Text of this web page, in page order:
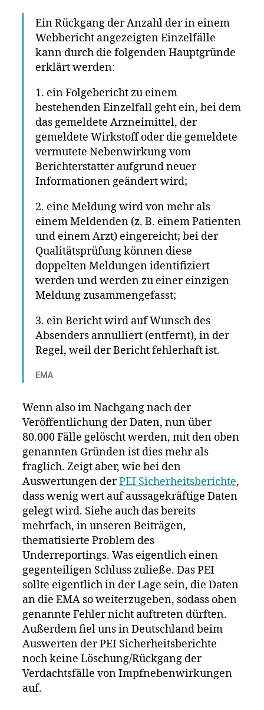
Ein Rückgang der Anzahl der in einem
Webbericht angezeigten Einzelfälle
kann durch die folgenden Hauptgründe
erklärt werden:
1. ein Folgebericht zu einem
bestehenden Einzelfall geht ein, bei dem
das gemeldete Arzneimittel, der
gemeldete Wirkstoff oder die gemeldete
vermutete Nebenwirkung vom
Berichterstatter aufgrund neuer
Informationen geändert wird;
2. eine Meldung wird von mehr als
einem Meldenden (z. B. einem Patienten
und einem Arzt) eingereicht; bei der
Qualitätsprüfung können diese
doppelten Meldungen identifiziert
werden und werden zu einer einzigen
Meldung zusammengefasst;
3. ein Bericht wird auf Wunsch des
Absenders annulliert (entfernt), in der
Regel, weil der Bericht fehlerhaft ist.
EMA
Wenn also im Nachgang nach der
Veröffentlichung der Daten, nun über
80.000 Fälle gelöscht werden, mit den oben
genannten Gründen ist dies mehr als
fraglich. Zeigt aber, wie bei den
Auswertungen derPEI Sicherheitsberichte,
dass wenig wert auf aussagekräftige Daten
gelegt wird. Siehe auch das bereits
mehrfach, in unseren Beiträgen,
thematisierte Problem des
Underreportings. Was eigentlich einen
gegenteiligen Schluss zuließe. Das PEI
sollte eigentlich in der Lage sein, die Daten
an die EMA so weiterzugeben, sodass oben
genannte Fehler nicht auftreten dürften.
Außerdem fiel uns in Deutschland beim
Auswerten der PEI Sicherheitsberichte
noch keine Löschung/Rückgang der
Verdachtsfälle von Impfnebenwirkungen
auf.